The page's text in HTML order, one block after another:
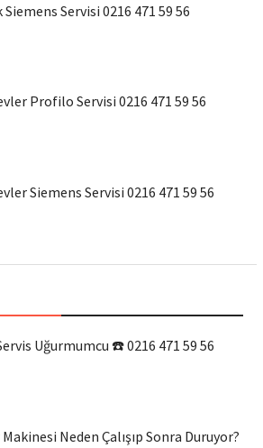
Siemens Servisi 0216 471 59 56
Profilo Servisi 0216 471 59 56
Siemens Servisi 0216 471 59 56
Uğurmumcu ☎️ 0216 471 59 56
Makinesi Neden Çalışıp Sonra Duruyor?